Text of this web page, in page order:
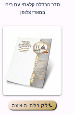
סדר הבדלה קלאסיעם ריח
במארז צלופן
לקבלת הצעה